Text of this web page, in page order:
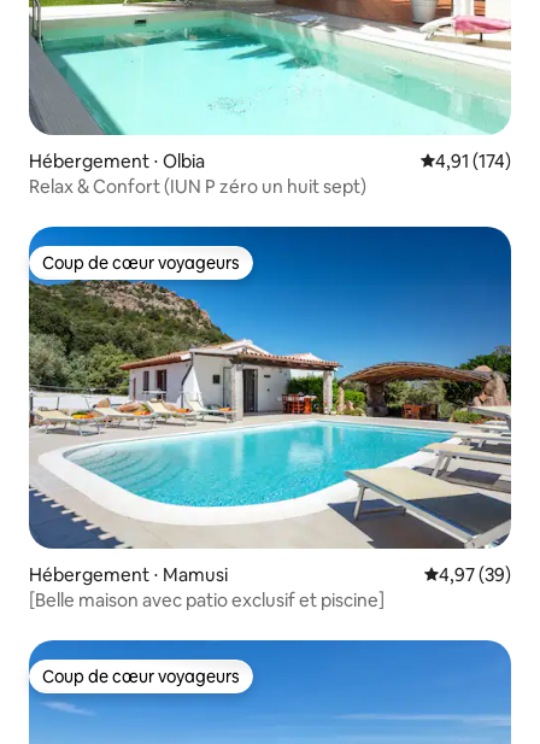
Hébergement ⋅ Olbia Évaluation
4,91 (174)
Relax & Confort (IUN P zéro un huit sept)
Coup de cœur voyageurs
Coup de cœur voyageurs
Hébergement ⋅ Mamusi Évaluation
4,97 (39)
[Belle maison avec patio exclusif et piscine]
Coup de cœur voyageurs
Coup de cœur voyageurs